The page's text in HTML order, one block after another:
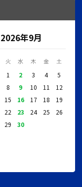
2026年9月
火 水 木 金 土
1 2 3 4
5
8 9 10 11
12
15 16 17 18
19
22 23 24 25
26
29 30